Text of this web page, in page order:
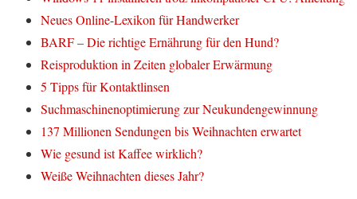
Neues Online-Lexikon für Handwerker
BARF – Die richtige Ernährung für den Hund?
Reisproduktion in Zeiten globaler Erwärmung
5 Tipps für Kontaktlinsen
Suchmaschinenoptimierung zur Neukundengewinnung
137 Millionen Sendungen bis Weihnachten erwartet
Wie gesund ist Kaffee wirklich?
Weiße Weihnachten dieses Jahr?